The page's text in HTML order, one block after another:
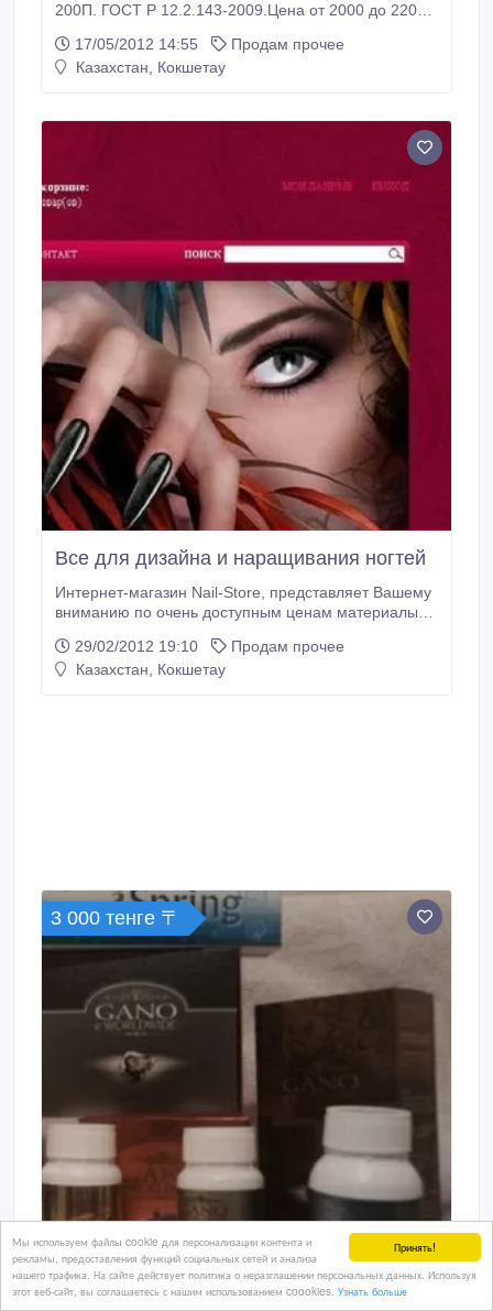
Принять!
Мы используем файлы cookie для персонализации контента и
рекламы, предоставления функций социальных сетей и анализа
нашего трафика. На сайте действует политика о неразглашении персональных данных. Используя
этот веб-сайт, вы соглашаетесь с нашим использованием coookies. Узнать больше
200П. ГОСТ Р 12.2.143-2009.Цена от 2000 до 2200
бесплатная, 2-4 дней. Официальные дилеры,
завода изготовителя «ООО Микросфера».
17/05/2012 14:55
Продам прочее
Казахстан, Кокшетау
Все для дизайна и наращивания ногтей
Интернет-магазин Nail-Store, представляет Вашему
вниманию по очень доступным ценам материалы
производителей Runail, Lakres и Lady Victory ,
инструменты для моделирования и коррекции
магазине Вас обслужат в любое время суток! Ждем
29/02/2012 19:10
Продам прочее
Казахстан, Кокшетау
3 000 тенге 〒